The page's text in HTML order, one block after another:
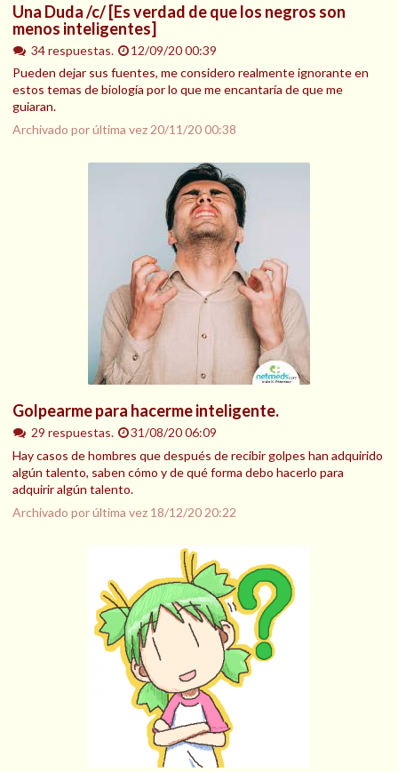
Una Duda /c/ [Es verdad de que los negros son
menos inteligentes]
34 respuestas.
12/09/20 00:39
Pueden dejar sus fuentes, me considero realmente ignorante en
estos temas de biología por lo que me encantaría de que me
guiaran.
Archivado por última vez 20/11/20 00:38
Golpearme para hacerme inteligente.
29 respuestas.
31/08/20 06:09
Hay casos de hombres que después de recibir golpes han adquirido
algún talento, saben cómo y de qué forma debo hacerlo para
adquirir algún talento.
Archivado por última vez 18/12/20 20:22